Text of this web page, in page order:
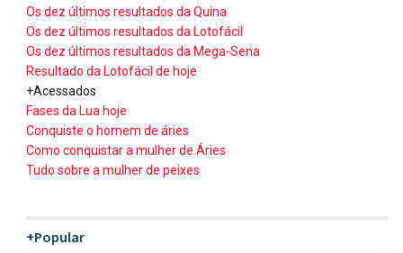
Os dez últimos resultados da Quina
Os dez últimos resultados da Lotofácil
Os dez últimos resultados da Mega-Sena
Resultado da Lotofácil de hoje
+Acessados
Fases da Lua hoje
Conquiste o homem de áries
Como conquistar a mulher de Áries
Tudo sobre a mulher de peixes
+Popular